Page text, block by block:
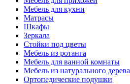
Мебель для кухни
Матрасы
Шкафы
Зеркала
Стойки под цветы
Мебель из ротанга
Мебель для ванной комнаты
Мебель из натурального дерева
Ортопедические подушки